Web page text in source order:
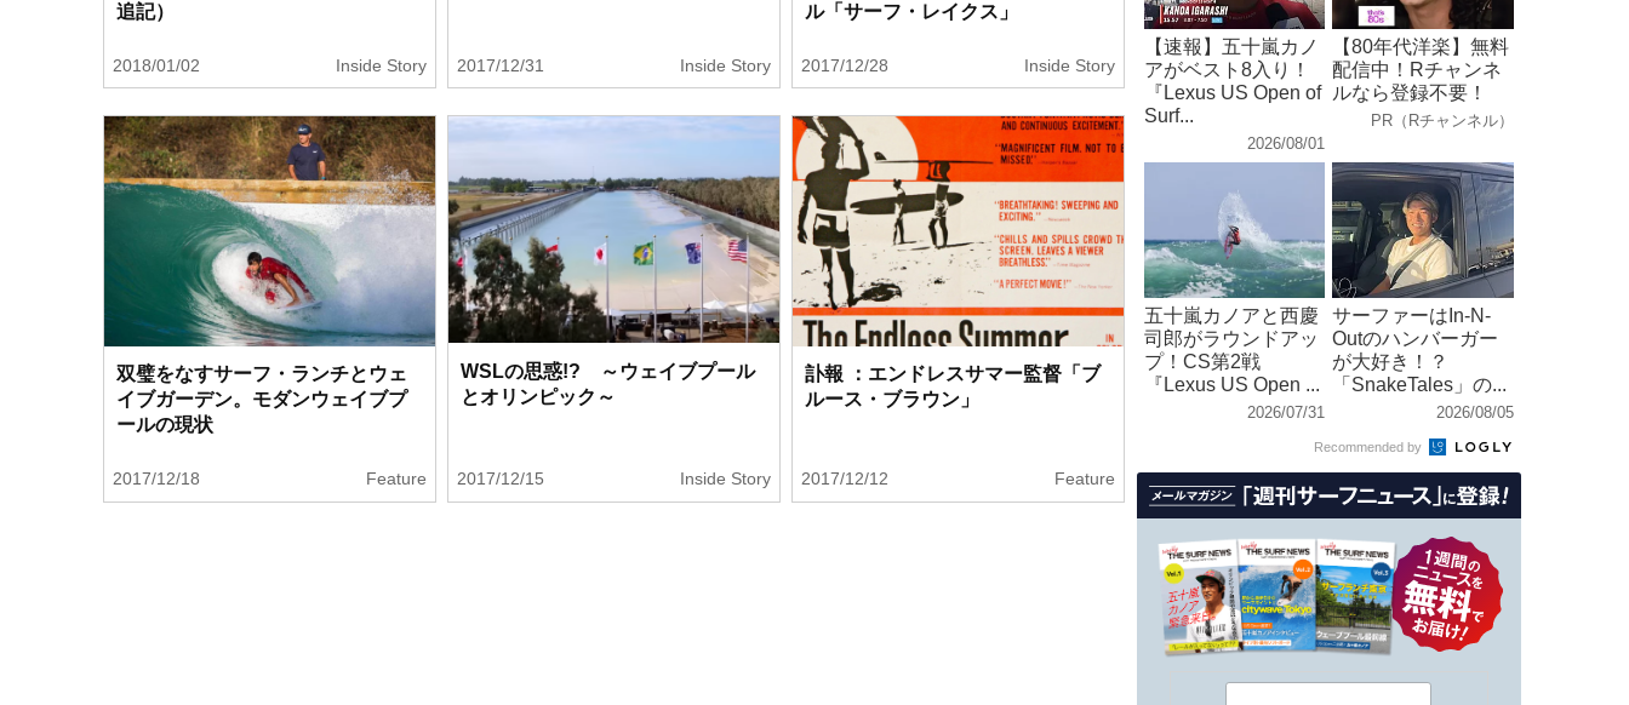
追記）
2018/01/02 Inside Story 2017/12/31 Inside Story
ル「サーフ・レイクス」
2017/12/28 Inside Story
双璧をなすサーフ・ランチとウェ
イブガーデン。モダンウェイブプ
ールの現状
2017/12/18 Feature
WSLの思惑!? ～ウェイブプール
とオリンピック～
2017/12/15 Inside Story
訃報 ：エンドレスサマー監督「ブ
ルース・ブラウン」
2017/12/12 Feature
【速報】五十嵐カノ
アがベスト8入り！
『Lexus US Open of
Surf...
2026/08/01
【80年代洋楽】無料
配信中！Rチャンネ
ルなら登録不要！
PR（Rチャンネル）
五十嵐カノアと西慶
司郎がラウンドアッ
プ！CS第2戦
『Lexus US Open ...
2026/07/31
サーファーはIn-N-
Outのハンバーガー
が大好き！？
「SnakeTales」の...
2026/08/05
Recommended by